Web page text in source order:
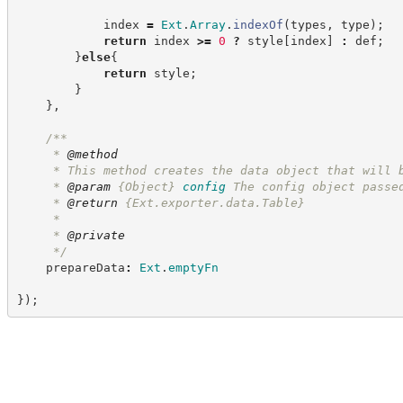
index = Ext . Array. indexOf (types , type ) ;
return index >= 0 ? style [ index ] : def ;
}else{
return style ;
}
} ,
/**
* @method
* This method creates the data object that will be
* @param {Object} config
The config object passed
* @return
{Ext.exporter.data.Table}
*
* @private
*/
prepareData : Ext . emptyFn
} ) ;